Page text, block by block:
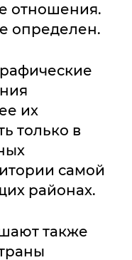
отношения.
определен.
их
только в
самой
районах.
также